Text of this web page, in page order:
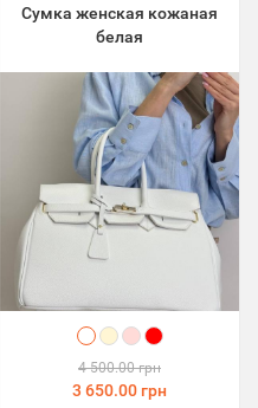
Сумка женская кожаная
белая
4 500.00 грн
3 650.00 грн